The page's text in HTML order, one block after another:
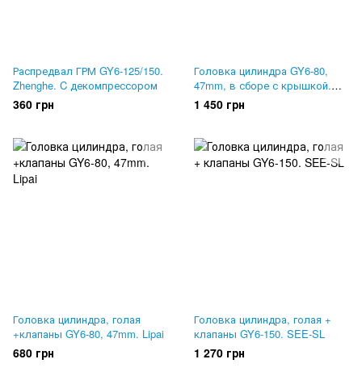
Распредвал ГРМ GY6-125/150.
Zhenghe. C декомпрессором
360 грн
Головка цилиндра GY6-80,
47mm, в сборе с крышкой.
SEE-SL
1 450 грн
Головка цилиндра, голая
+клапаны GY6-80, 47mm. Lipai
680 грн
Головка цилиндра, голая +
клапаны GY6-150. SEE-SL
1 270 грн